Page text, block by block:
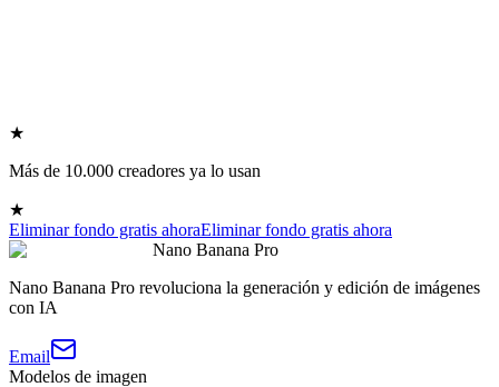
★
Más de 10.000 creadores ya lo usan
★
Eliminar fondo gratis ahoraEliminar fondo gratis ahora
Nano Banana Pro
Nano Banana Pro revoluciona la generación y edición de imágenes
con IA
Email
Modelos de imagen